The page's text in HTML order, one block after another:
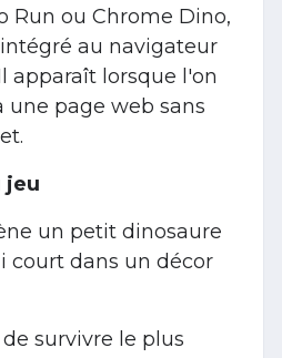
Run ou Chrome Dino,
au navigateur
apparaît lorsque l'on
une page web sans
jeu
un petit dinosaure
court dans un décor
survivre le plus